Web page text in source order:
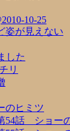
10-25
姿が見えない
した
リ
のヒミツ
54話 ショー